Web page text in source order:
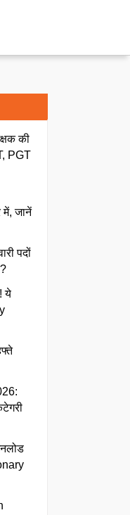
की
PGT
में, जानें
पदों
ये